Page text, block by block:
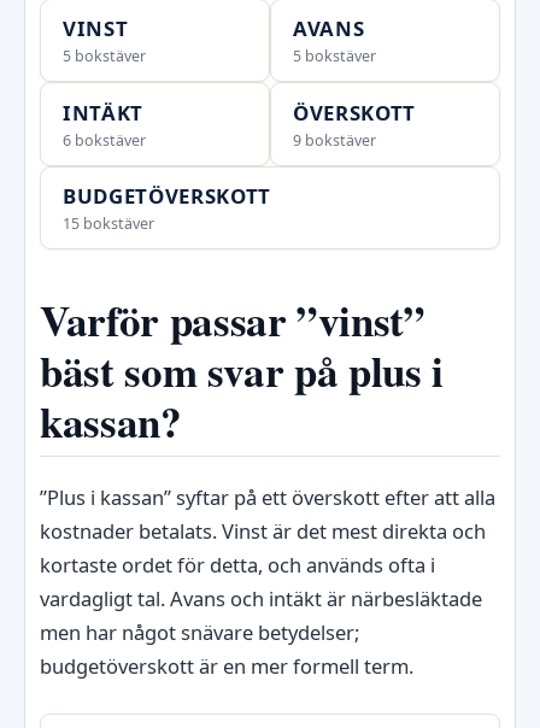
VINST
5 bokstäver
AVANS
5 bokstäver
INTÄKT
6 bokstäver
ÖVERSKOTT
9 bokstäver
BUDGETÖVERSKOTT
15 bokstäver
Varför passar ”vinst”
bäst som svar på plus i
kassan?
”Plus i kassan” syftar på ett överskott efter att alla
kostnader betalats. Vinst är det mest direkta och
kortaste ordet för detta, och används ofta i
vardagligt tal. Avans och intäkt är närbesläktade
men har något snävare betydelser;
budgetöverskott är en mer formell term.